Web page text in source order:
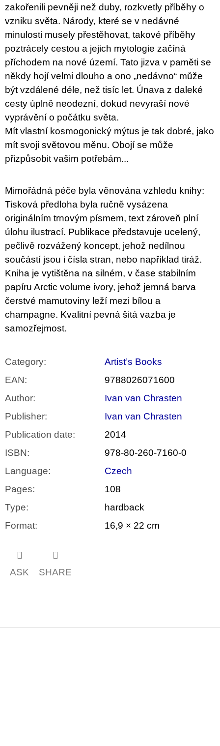
zakořenili pevněji než duby, rozkvetly příběhy o
vzniku světa. Národy, které se v nedávné
minulosti musely přestěhovat, takové příběhy
poztrácely cestou a jejich mytologie začíná
příchodem na nové území. Tato jizva v paměti se
někdy hojí velmi dlouho a ono „nedávno“ může
být vzdálené déle, než tisíc let. Únava z daleké
cesty úplně neodezní, dokud nevyraší nové
vyprávění o počátku světa.
Mít vlastní kosmogonický mýtus je tak dobré, jako
mít svoji světovou měnu. Obojí se může
přizpůsobit vašim potřebám...
Mimořádná péče byla věnována vzhledu knihy:
Tisková předloha byla ručně vysázena
originálním trnovým písmem, text zároveň plní
úlohu ilustrací. Publikace představuje ucelený,
pečlivě rozvážený koncept, jehož nedílnou
součástí jsou i čísla stran, nebo například tiráž.
Kniha je vytištěna na silném, v čase stabilním
papíru Arctic volume ivory, jehož jemná barva
čerstvé mamutoviny leží mezi bílou a
champagne. Kvalitní pevná šitá vazba je
samozřejmost.
Category:
Artist’s Books
EAN:
9788026071600
Author:
Ivan van Chrasten
Publisher:
Ivan van Chrasten
Publication date:
2014
ISBN:
978-80-260-7160-0
Language:
Czech
Pages:
108
Type:
hardback
Format: 16,9 × 22 cm
ASK SHARE